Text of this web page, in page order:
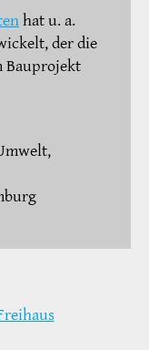
hat u. a.
der die
Bauprojekt